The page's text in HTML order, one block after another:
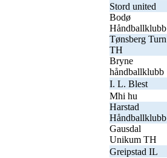
Stord united
Bodø
Håndballklubb
Tønsberg Turn
TH
Bryne
håndballklubb
I. L. Blest
Mhi hu
Harstad
Håndballklubb
Gausdal
Unikum TH
Greipstad IL